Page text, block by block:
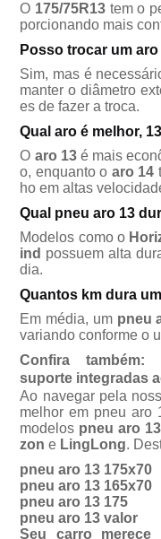
O 175/75R13 tem o
porcionando mais
Posso trocar um
Sim, mas é
manter o diâmetro
es de fazer a troca.
Qual aro é melhor,
O aro 13é mais
o, enquanto o aro 14
ho em altas
Qual pneu aro 13
Modelos como o
ind possuem alta
dia.
Quantos km dura
Em média, um pneu
variando conforme o
Confira também:
suporte integradas
Ao navegar pela
melhor em pneu aro
modelos pneu aro
zon e LingLong.
pneu aro 13 175x70
pneu aro 13 165x70
pneu aro 13 175
pneu aro 13 valor
Seu carro merece